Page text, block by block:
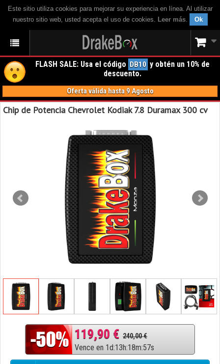
Este sitio utiliza cookies para mejorar su experiencia en línea. Al utilizar
nuestro sitio web, usted acepta el uso de cookies. Leer más. Ok
FLASH SALE: Usa el código DB10 y obtén un 10% de
descuento.
Oferta válida hasta 9 Agosto
Chip de Potencia Chevrolet Kodiak 7.8 Duramax 300 cv
119,90 € 240,00 €
Vence en 1d:13h:18m:56s